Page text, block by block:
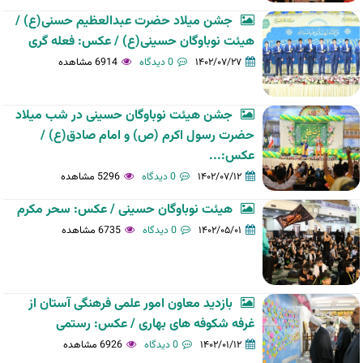
جشن میلاد حضرت عبدالعظیم حسنی(ع) /
هیئت نوباوگان حسینی(ع) / عکس: فعله گری
۱۴۰۲/۰۷/۲۷ 0 دیدگاه 6914 مشاهده
جشن هیئت نوباوگان حسینی در شب میلاد
حضرت رسول اکرم (ص) و امام صادق(ع) /
عکس:...
۱۴۰۲/۰۷/۱۲ 0 دیدگاه 5296 مشاهده
هیئت نوباوگان حسینی / عکس: سحر مکرم
۱۴۰۲/۰۵/۰۱ 0 دیدگاه 6735 مشاهده
بازدید معاون امور علمی فرهنگی آستان از
غرفه شکوفه های بهاری / عکس: رستمی
۱۴۰۲/۰۱/۱۲ 0 دیدگاه 6926 مشاهده